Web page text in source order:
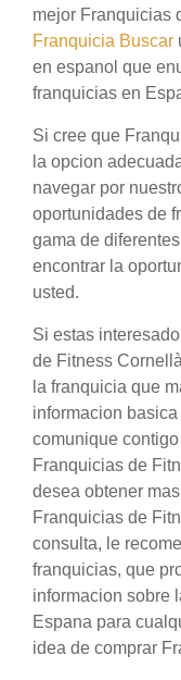
mejor Franquicias
Franquicia Buscar
en espanol que
franquicias en
Si cree que
la opcion
navegar por
oportunidades de
gama de
encontrar la
usted.
Si estas
de Fitness
la franquicia que
informacion
comunique
Franquicias de
desea obtener
Franquicias de
consulta, le
franquicias, que
informacion sobre
Espana para
idea de comprar